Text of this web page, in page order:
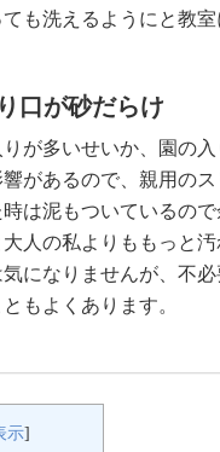
も洗えるようにと教
口が砂だらけ
が多いせいか、園の
があるので、親用の
は泥もついているの
人の私よりももっと
になりませんが、不
もよくあります。
示]